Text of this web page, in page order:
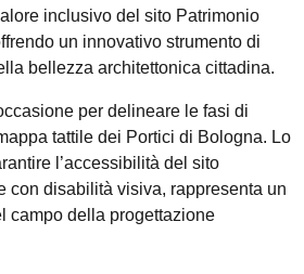
inclusivo del sito Patrimonio
un innovativo strumento di
bellezza architettonica cittadina.
per delineare le fasi di
tattile dei Portici di Bologna. Lo
l’accessibilità del sito
con disabilità visiva, rappresenta un
campo della progettazione